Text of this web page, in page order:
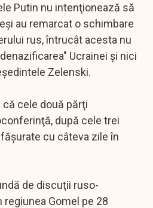
Putin nu intenţionează să
au remarcat o schimbare
rus, întrucât acesta nu
Ucrainei şi nici
Zelenski.
că cele două părţi
după cele trei
cu câteva zile în
de discuţii ruso-
regiunea Gomel pe 28